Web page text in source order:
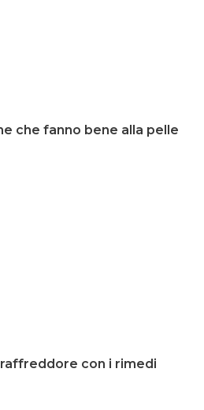
che fanno bene alla pelle
con i rimedi